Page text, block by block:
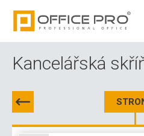
Kancelářská